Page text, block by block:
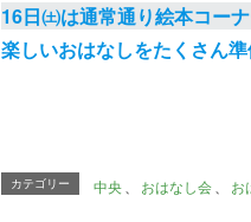
16日㈯は通常通り絵本コー
楽しいおはなしをたくさん
カテゴリー 中央 おはなし会 お